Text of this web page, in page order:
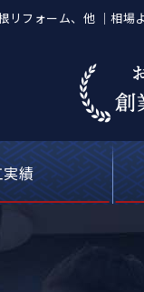
フォーム、他 ｜相場
ついて
レーション
の費用について
修理
績
ログ
まの声